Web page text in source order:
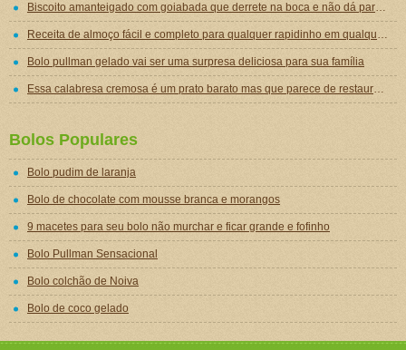
Biscoito amanteigado com goiabada que derrete na boca e não dá para comer um só
Receita de almoço fácil e completo para qualquer rapidinho em qualquer dia da semana
Bolo pullman gelado vai ser uma surpresa deliciosa para sua família
Essa calabresa cremosa é um prato barato mas que parece de restaurante chique de tão gostoso
Bolos Populares
Bolo pudim de laranja
Bolo de chocolate com mousse branca e morangos
9 macetes para seu bolo não murchar e ficar grande e fofinho
Bolo Pullman Sensacional
Bolo colchão de Noiva
Bolo de coco gelado